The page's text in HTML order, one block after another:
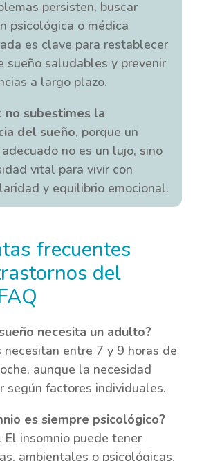
persisten, buscar
psicológica o médica
es clave para restablecer
sueño saludables y prevenir
a largo plazo.
no subestimes la
del sueño, porque un
no es un lujo, sino
vital para vivir con
y equilibrio emocional.
frecuentes
del
necesita un adulto?
necesitan entre 7 y 9 horas de
aunque la necesidad
según factores individuales.
es siempre psicológico?
El insomnio puede tener
ambientales o psicológicas,